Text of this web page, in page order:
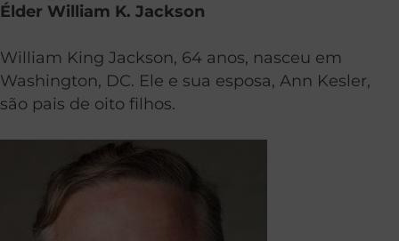
Élder William K. Jackson
William King Jackson, 64 anos, nasceu em
Washington, DC. Ele e sua esposa, Ann Kesler,
são pais de oito filhos.